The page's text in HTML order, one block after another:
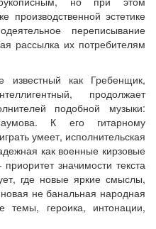
эстетике
переписывание
рассылка их потребителям
известный как Гребенщик,
продолжает
подобной музыки:
К его гитарному
умеет, исполнительская
как военные кирзовые
значимости текста
где новые яркие смыслы,
не банальная народная
темы, героика, интонации,